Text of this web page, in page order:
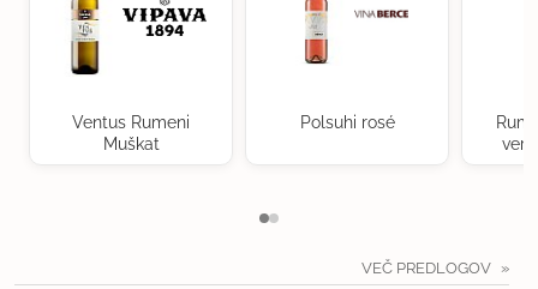
Ventus Rumeni
Muškat
Polsuhi rosé
VEČ PREDLOGOV